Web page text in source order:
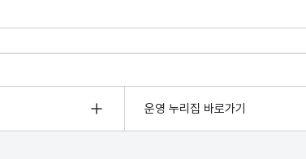
운영 누리집 바로가기